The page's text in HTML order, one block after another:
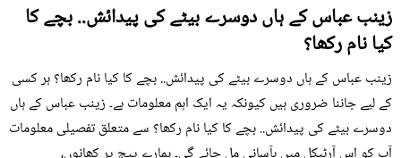
زینب عباس کے ہاں دوسرے بیٹے کی پیدائش.. بچے کا
کیا نام رکھا؟
زینب عباس کے ہاں دوسرے بیٹے کی پیدائش.. بچے کا کیا نام رکھا؟ ہر کسی
کے لیے جاننا ضروری ہیں کیونکہ یہ ایک اہم معلومات ہے۔ زینب عباس کے ہاں
دوسرے بیٹے کی پیدائش.. بچے کا کیا نام رکھا؟ سے متعلق تفصیلی معلومات